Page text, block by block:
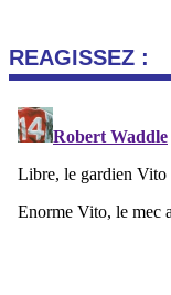
REAGISSEZ :